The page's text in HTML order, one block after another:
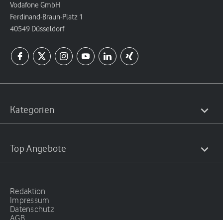
Vodafone GmbH
Ferdinand-Braun-Platz 1
40549 Düsseldorf
Kategorien
Top Angebote
Redaktion
Impressum
Datenschutz